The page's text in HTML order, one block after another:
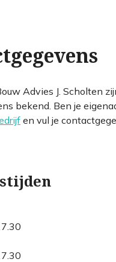
Advies J. Scholten
bekend. Ben je
en vul je